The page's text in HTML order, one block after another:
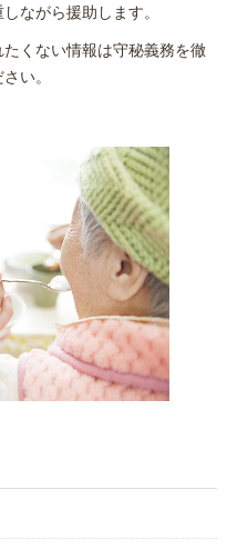
ながら援助します。
くない情報は守秘義務を徹
い。